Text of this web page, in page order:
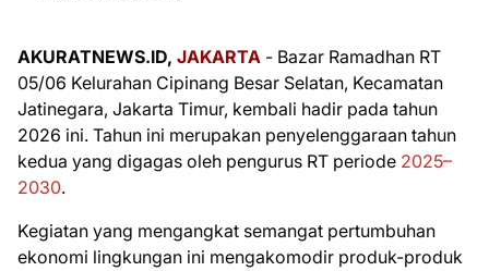
AKURATNEWS.ID, JAKARTA - Bazar Ramadhan RT
05/06 Kelurahan Cipinang Besar Selatan, Kecamatan
Jatinegara, Jakarta Timur, kembali hadir pada tahun
2026 ini. Tahun ini merupakan penyelenggaraan tahun
kedua yang digagas oleh pengurus RT periode 2025–
2030.
Kegiatan yang mengangkat semangat pertumbuhan
ekonomi lingkungan ini mengakomodir produk-produk